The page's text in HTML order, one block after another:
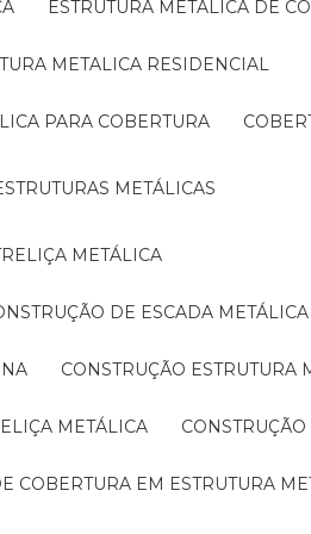
ESTRUTURA METÁLICA DE
METALICA RESIDENCIAL
PARA COBERTURA
METÁLICAS
METÁLICA
DE ESCADA METÁLICA
CONSTRUÇÃO
METÁLICA
COBERTURA EM ESTRUTURA